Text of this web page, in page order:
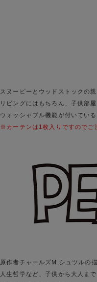
スヌーピーとウッドストックの
リビングにはもちろん、子供部
ウォッシャブル機能が付いてい
※カーテンは1枚入りですのでご
原作者チャールズM.シュツルの
人生哲学など、子供から大人ま